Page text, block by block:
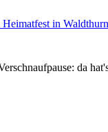
Heimatfest in Waldthurn
da